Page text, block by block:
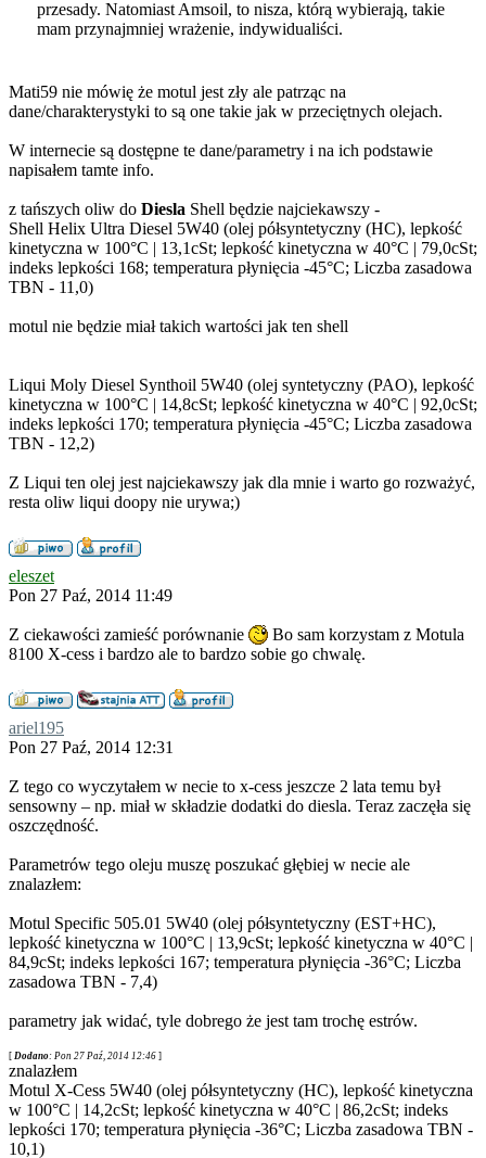
przesady. Natomiast Amsoil, to nisza, którą wybierają, takie
mam przynajmniej wrażenie, indywidualiści.
Mati59 nie mówię że motul jest zły ale patrząc na
dane/charakterystyki to są one takie jak w przeciętnych olejach.
W internecie są dostępne te dane/parametry i na ich podstawie
napisałem tamte info.
z tańszych oliw do Diesla Shell będzie najciekawszy -
Shell Helix Ultra Diesel 5W40 (olej półsyntetyczny (HC), lepkość
kinetyczna w 100°C | 13,1cSt; lepkość kinetyczna w 40°C | 79,0cSt;
indeks lepkości 168; temperatura płynięcia -45°C; Liczba zasadowa
TBN - 11,0)
motul nie będzie miał takich wartości jak ten shell
Liqui Moly Diesel Synthoil 5W40 (olej syntetyczny (PAO), lepkość
kinetyczna w 100°C | 14,8cSt; lepkość kinetyczna w 40°C | 92,0cSt;
indeks lepkości 170; temperatura płynięcia -45°C; Liczba zasadowa
TBN - 12,2)
Z Liqui ten olej jest najciekawszy jak dla mnie i warto go rozważyć,
resta oliw liqui doopy nie urywa;)
eleszet
Pon 27 Paź, 2014 11:49
Z ciekawości zamieść porównanie
Bo sam korzystam z Motula
8100 X-cess i bardzo ale to bardzo sobie go chwalę.
ariel195
Pon 27 Paź, 2014 12:31
Z tego co wyczytałem w necie to x-cess jeszcze 2 lata temu był
sensowny – np. miał w składzie dodatki do diesla. Teraz zaczęła się
oszczędność.
Parametrów tego oleju muszę poszukać głębiej w necie ale
znalazłem:
Motul Specific 505.01 5W40 (olej półsyntetyczny (EST+HC),
lepkość kinetyczna w 100°C | 13,9cSt; lepkość kinetyczna w 40°C |
84,9cSt; indeks lepkości 167; temperatura płynięcia -36°C; Liczba
zasadowa TBN - 7,4)
parametry jak widać, tyle dobrego że jest tam trochę estrów.
[ Dodano: Pon 27 Paź, 2014 12:46 ]
znalazłem
Motul X-Cess 5W40 (olej półsyntetyczny (HC), lepkość kinetyczna
w 100°C | 14,2cSt; lepkość kinetyczna w 40°C | 86,2cSt; indeks
lepkości 170; temperatura płynięcia -36°C; Liczba zasadowa TBN -
10,1)